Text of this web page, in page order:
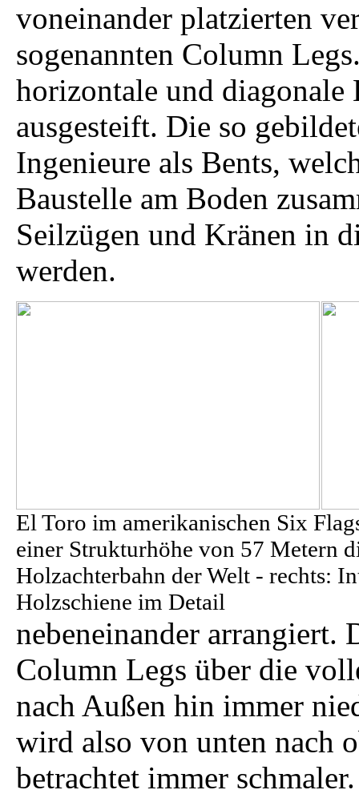
voneinander platzierten
sogenannten Column
horizontale und diagonale
ausgesteift. Die so
Ingenieure als Bents,
Baustelle am Boden
Seilzügen und Kränen in
werden.
El Toro im amerikanischen Six
einer Strukturhöhe von 57 Metern
Holzachterbahn der Welt - rechts:
Holzschiene im Detail
nebeneinander arrangiert.
Column Legs über die
nach Außen hin immer
wird also von unten nach
betrachtet immer